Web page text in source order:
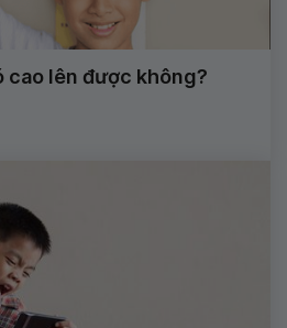
cao lên được không?